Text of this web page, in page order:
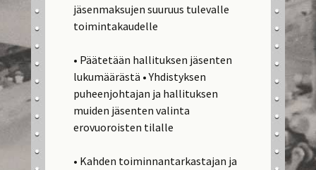
jäsenmaksujen suuruus tulevalle
toimintakaudelle
• Päätetään hallituksen jäsenten
lukumäärästä • Yhdistyksen
puheenjohtajan ja hallituksen
muiden jäsenten valinta
erovuoroisten tilalle
• Kahden toiminnantarkastajan ja